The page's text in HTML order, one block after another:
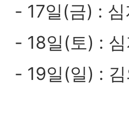
- 17일(금) :
- 18일(토) :
- 19일(일) :